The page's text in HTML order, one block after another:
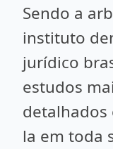
Sendo a
instituto
jurídico
estudos
detalhados
la em toda